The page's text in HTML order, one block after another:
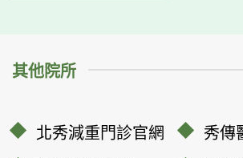
其他院所
北秀減重門診官網
秀傳